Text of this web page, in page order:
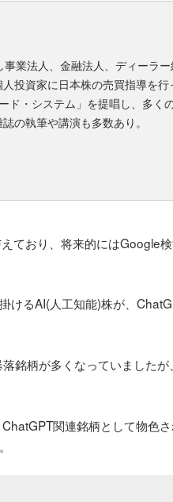
業法人、金融法人、ディーラ
投資家に日本株の売買指導を行
ド・システム」を提唱し、多く
の執筆や講演も多数あり。
ており、将来的にはGoogle
けるAI(人工知能)株が、
銘柄が多くなっていました
関連銘柄として物色